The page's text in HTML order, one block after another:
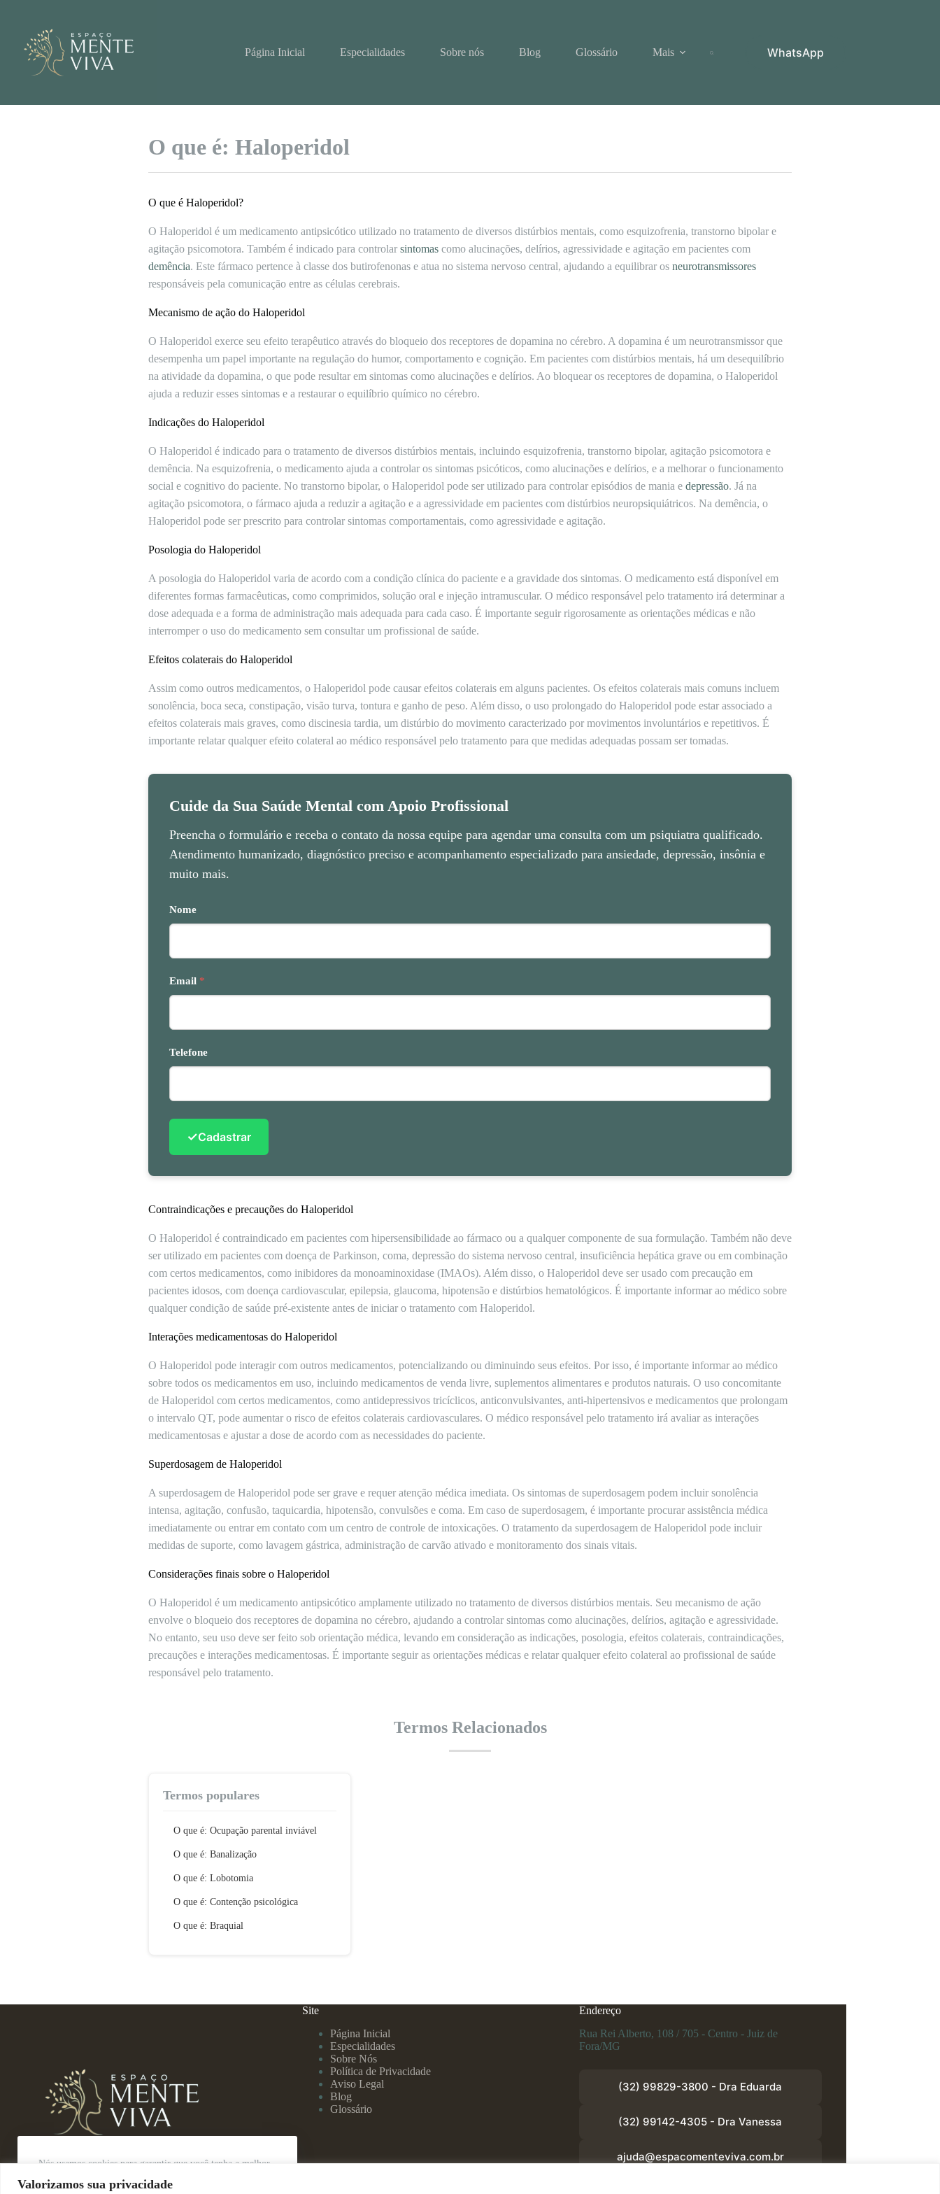
Valorizamos sua privacidade
conteúdo
Nós usamos cookies para garantir que você tenha a melhor
experiência em nosso site.
Página Inicial Especialidades Sobre nós Blog Glossário Mais WhatsApp
O que é: Haloperidol
O que é Haloperidol?
O Haloperidol é um medicamento antipsicótico utilizado no tratamento de diversos distúrbios mentais, como esquizofrenia, transtorno bipolar e
agitação psicomotora. Também é indicado para controlar sintomas como alucinações, delírios, agressividade e agitação em pacientes com
demência. Este fármaco pertence à classe dos butirofenonas e atua no sistema nervoso central, ajudando a equilibrar os neurotransmissores
responsáveis pela comunicação entre as células cerebrais.
Mecanismo de ação do Haloperidol
O Haloperidol exerce seu efeito terapêutico através do bloqueio dos receptores de dopamina no cérebro. A dopamina é um neurotransmissor que
desempenha um papel importante na regulação do humor, comportamento e cognição. Em pacientes com distúrbios mentais, há um desequilíbrio
na atividade da dopamina, o que pode resultar em sintomas como alucinações e delírios. Ao bloquear os receptores de dopamina, o Haloperidol
ajuda a reduzir esses sintomas e a restaurar o equilíbrio químico no cérebro.
Indicações do Haloperidol
O Haloperidol é indicado para o tratamento de diversos distúrbios mentais, incluindo esquizofrenia, transtorno bipolar, agitação psicomotora e
demência. Na esquizofrenia, o medicamento ajuda a controlar os sintomas psicóticos, como alucinações e delírios, e a melhorar o funcionamento
social e cognitivo do paciente. No transtorno bipolar, o Haloperidol pode ser utilizado para controlar episódios de mania e depressão. Já na
agitação psicomotora, o fármaco ajuda a reduzir a agitação e a agressividade em pacientes com distúrbios neuropsiquiátricos. Na demência, o
Haloperidol pode ser prescrito para controlar sintomas comportamentais, como agressividade e agitação.
Posologia do Haloperidol
A posologia do Haloperidol varia de acordo com a condição clínica do paciente e a gravidade dos sintomas. O medicamento está disponível em
diferentes formas farmacêuticas, como comprimidos, solução oral e injeção intramuscular. O médico responsável pelo tratamento irá determinar a
dose adequada e a forma de administração mais adequada para cada caso. É importante seguir rigorosamente as orientações médicas e não
interromper o uso do medicamento sem consultar um profissional de saúde.
Efeitos colaterais do Haloperidol
Assim como outros medicamentos, o Haloperidol pode causar efeitos colaterais em alguns pacientes. Os efeitos colaterais mais comuns incluem
sonolência, boca seca, constipação, visão turva, tontura e ganho de peso. Além disso, o uso prolongado do Haloperidol pode estar associado a
efeitos colaterais mais graves, como discinesia tardia, um distúrbio do movimento caracterizado por movimentos involuntários e repetitivos. É
importante relatar qualquer efeito colateral ao médico responsável pelo tratamento para que medidas adequadas possam ser tomadas.
Cuide da Sua Saúde Mental com Apoio Profissional
Preencha o formulário e receba o contato da nossa equipe para agendar uma consulta com um psiquiatra qualificado.
Atendimento humanizado, diagnóstico preciso e acompanhamento especializado para ansiedade, depressão, insônia e
muito mais.
Nome
Email *
Telefone
✓Cadastrar
Contraindicações e precauções do Haloperidol
O Haloperidol é contraindicado em pacientes com hipersensibilidade ao fármaco ou a qualquer componente de sua formulação. Também não deve
ser utilizado em pacientes com doença de Parkinson, coma, depressão do sistema nervoso central, insuficiência hepática grave ou em combinação
com certos medicamentos, como inibidores da monoaminoxidase (IMAOs). Além disso, o Haloperidol deve ser usado com precaução em
pacientes idosos, com doença cardiovascular, epilepsia, glaucoma, hipotensão e distúrbios hematológicos. É importante informar ao médico sobre
qualquer condição de saúde pré-existente antes de iniciar o tratamento com Haloperidol.
Interações medicamentosas do Haloperidol
O Haloperidol pode interagir com outros medicamentos, potencializando ou diminuindo seus efeitos. Por isso, é importante informar ao médico
sobre todos os medicamentos em uso, incluindo medicamentos de venda livre, suplementos alimentares e produtos naturais. O uso concomitante
de Haloperidol com certos medicamentos, como antidepressivos tricíclicos, anticonvulsivantes, anti-hipertensivos e medicamentos que prolongam
o intervalo QT, pode aumentar o risco de efeitos colaterais cardiovasculares. O médico responsável pelo tratamento irá avaliar as interações
medicamentosas e ajustar a dose de acordo com as necessidades do paciente.
Superdosagem de Haloperidol
A superdosagem de Haloperidol pode ser grave e requer atenção médica imediata. Os sintomas de superdosagem podem incluir sonolência
intensa, agitação, confusão, taquicardia, hipotensão, convulsões e coma. Em caso de superdosagem, é importante procurar assistência médica
imediatamente ou entrar em contato com um centro de controle de intoxicações. O tratamento da superdosagem de Haloperidol pode incluir
medidas de suporte, como lavagem gástrica, administração de carvão ativado e monitoramento dos sinais vitais.
Considerações finais sobre o Haloperidol
O Haloperidol é um medicamento antipsicótico amplamente utilizado no tratamento de diversos distúrbios mentais. Seu mecanismo de ação
envolve o bloqueio dos receptores de dopamina no cérebro, ajudando a controlar sintomas como alucinações, delírios, agitação e agressividade.
No entanto, seu uso deve ser feito sob orientação médica, levando em consideração as indicações, posologia, efeitos colaterais, contraindicações,
precauções e interações medicamentosas. É importante seguir as orientações médicas e relatar qualquer efeito colateral ao profissional de saúde
responsável pelo tratamento.
Termos Relacionados
Termos populares
O que é: Ocupação parental inviável
O que é: Banalização
O que é: Lobotomia
O que é: Contenção psicológica
O que é: Braquial
Site
Página Inicial
Especialidades
Sobre Nós
Política de Privacidade
Aviso Legal
Blog
Glossário
Endereço
Rua Rei Alberto, 108 / 705 - Centro - Juiz de
Fora/MG
(32) 99829-3800 - Dra Eduarda
(32) 99142-4305 - Dra Vanessa
ajuda@espacomenteviva.com.br